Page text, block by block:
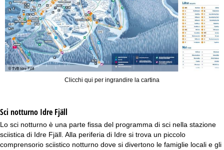
Clicchi qui per ingrandire la cartina
Sci notturno Idre Fjäll
Lo sci notturno è una parte fissa del programma di sci nella stazione
sciistica di Idre Fjäll. Alla periferia di Idre si trova un piccolo
comprensorio sciistico notturno dove si divertono le famiglie locali e gli